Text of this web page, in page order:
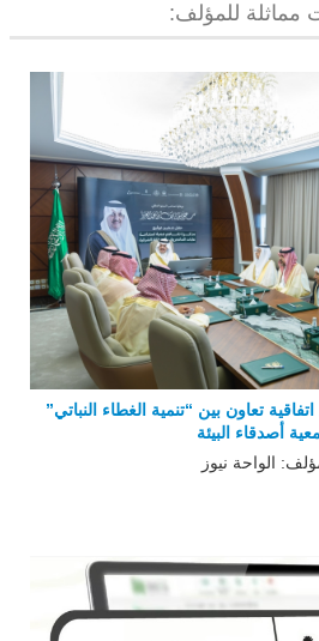
مماثلة للمؤلف:
تعاون بين “تنمية الغطاء النباتي”
أصدقاء البيئة
الواحة نيوز